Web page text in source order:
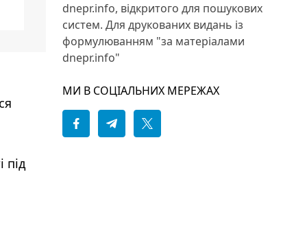
під
dnepr.info, відкритого для пошукових
систем. Для друкованих видань із
формулюванням "за матеріалами
dnepr.info"
МИ В СОЦІАЛЬНИХ МЕРЕЖАХ